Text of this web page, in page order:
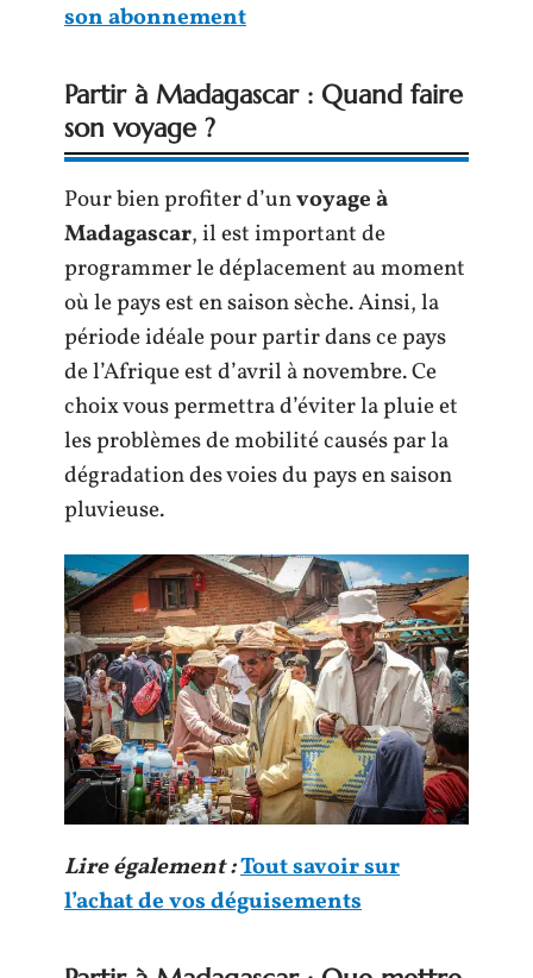
son abonnement
Partir à Madagascar : Quand faire
son voyage ?
Pour bien profiter d’unvoyage à
Madagascar, il est important de
programmer le déplacement au moment
où le pays est en saison sèche. Ainsi, la
période idéale pour partir dans ce pays
de l’Afrique est d’avril à novembre. Ce
choix vous permettra d’éviter la pluie et
les problèmes de mobilité causés par la
dégradation des voies du pays en saison
pluvieuse.
Lire également :Tout savoir sur
l’achat de vos déguisements